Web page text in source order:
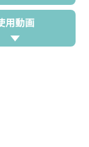
用動画